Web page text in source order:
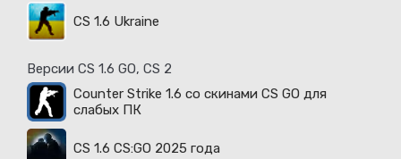
CS 1.6 Ukraine
Версии CS 1.6 GO, CS 2
Counter Strike 1.6 со скинами CS GO для
слабых ПК
CS 1.6 CS:GO 2025 года